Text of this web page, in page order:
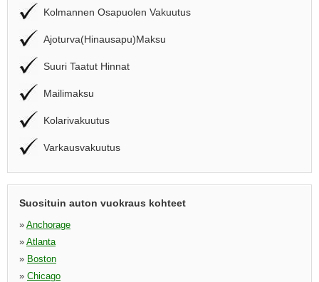
Kolmannen Osapuolen Vakuutus
Ajoturva(Hinausapu)Maksu
Suuri Taatut Hinnat
Mailimaksu
Kolarivakuutus
Varkausvakuutus
Suosituin auton vuokraus kohteet
» Anchorage
» Atlanta
» Boston
» Chicago